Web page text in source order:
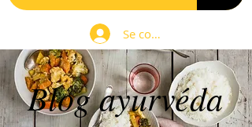
Se connecter
Blog ayurvéda